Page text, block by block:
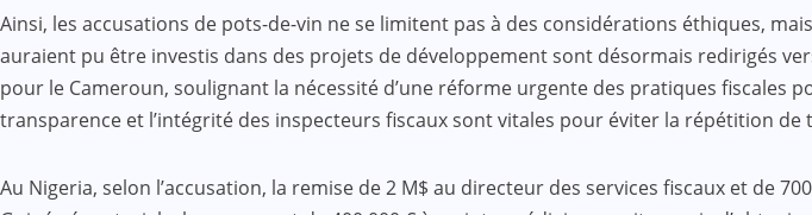
Ainsi, les accusations de pots-de-vin ne se limitent pas à des considérations éthiques,
auraient pu être investis dans des projets de développement sont désormais redirigés
pour le Cameroun, soulignant la nécessité d’une réforme urgente des pratiques
transparence et l’intégrité des inspecteurs fiscaux sont vitales pour éviter la répétition de
Au Nigeria, selon l’accusation, la remise de 2 M$ au directeur des services fiscaux et de